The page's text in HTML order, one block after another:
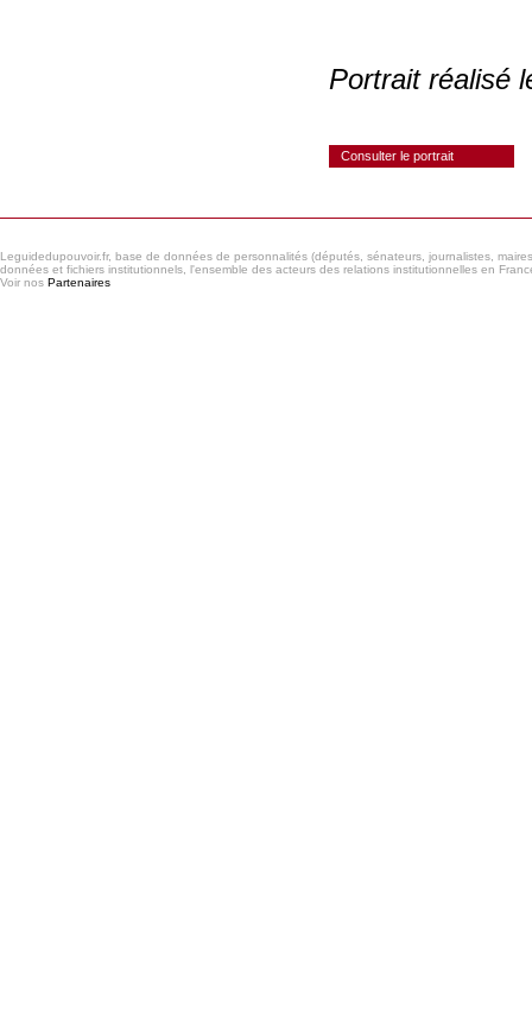
Portrait réalisé
Consulter le portrait
Leguidedupouvoir.fr, base de données de personnalités (députés, sénateurs, journalistes,
données et fichiers institutionnels, l'ensemble des acteurs des relations institutionnelles en
Voir nos Partenaires